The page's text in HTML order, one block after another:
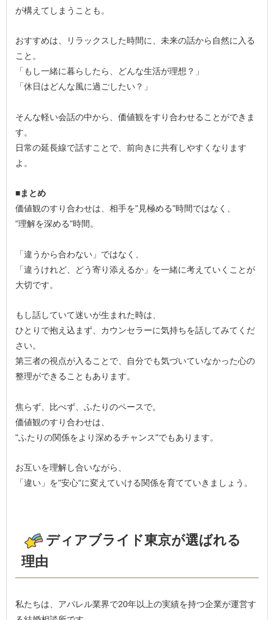
が構えてしまうことも。
おすすめは、リラックスした時間に、未来の話から自然に入る
こと。
「もし一緒に暮らしたら、どんな生活が理想？」
「休日はどんな風に過ごしたい？」
そんな軽い会話の中から、価値観をすり合わせることができま
す。
日常の延長線で話すことで、前向きに共有しやすくなります
よ。
■まとめ
価値観のすり合わせは、相手を"見極める"時間ではなく、
"理解を深める"時間。
「違うから合わない」ではなく、
「違うけれど、どう寄り添えるか」を一緒に考えていくことが
大切です。
もし話していて迷いが生まれた時は、
ひとりで抱え込まず、カウンセラーに気持ちを話してみてくだ
さい。
第三者の視点が入ることで、自分でも気づいていなかった心の
整理ができることもあります。
焦らず、比べず、ふたりのペースで。
価値観のすり合わせは、
"ふたりの関係をより深めるチャンス"でもあります。
お互いを理解し合いながら、
「違い」を"安心"に変えていける関係を育てていきましょう。
ディアブライド東京が選ばれる
理由
私たちは、アパレル業界で20年以上の実績を持つ企業が運営す